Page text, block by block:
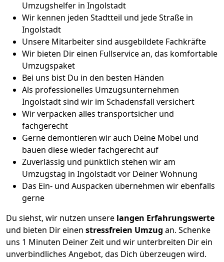
Umzugshelfer in Ingolstadt
Wir kennen jeden Stadtteil und jede Straße in
Ingolstadt
Unsere Mitarbeiter sind ausgebildete Fachkräfte
Wir bieten Dir einen Fullservice an, das komfortable
Umzugspaket
Bei uns bist Du in den besten Händen
Als professionelles Umzugsunternehmen
Ingolstadt sind wir im Schadensfall versichert
Wir verpacken alles transportsicher und
fachgerecht
Gerne demontieren wir auch Deine Möbel und
bauen diese wieder fachgerecht auf
Zuverlässig und pünktlich stehen wir am
Umzugstag in Ingolstadt vor Deiner Wohnung
Das Ein- und Auspacken übernehmen wir ebenfalls
gerne
Du siehst, wir nutzen unsere langen Erfahrungswerte
und bieten Dir einen stressfreien Umzug an. Schenke
uns 1 Minuten Deiner Zeit und wir unterbreiten Dir ein
unverbindliches Angebot, das Dich überzeugen wird.